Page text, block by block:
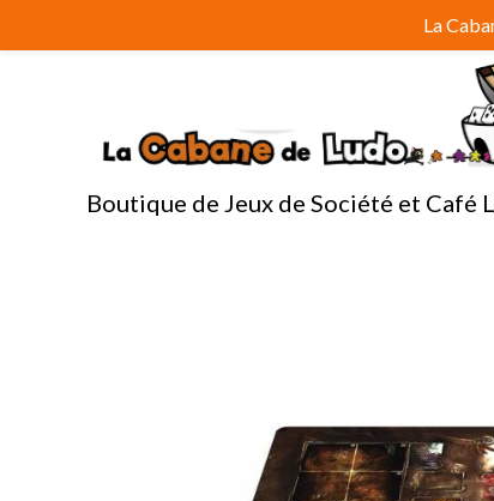
au
Boutique de Jeux de Société et Café
La